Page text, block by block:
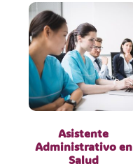
Asistente
Administrativo en
Salud